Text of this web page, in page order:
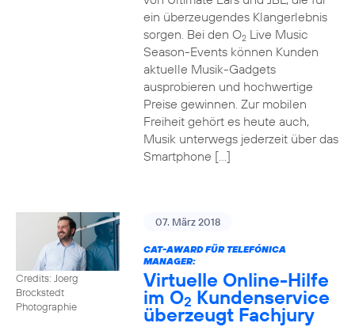
ein überzeugendes Klangerlebnis
sorgen. Bei den O2Live Music
Season-Events können Kunden
aktuelle Musik-Gadgets
ausprobieren und hochwertige
Preise gewinnen. Zur mobilen
Freiheit gehört es heute auch,
Musik unterwegs jederzeit über das
Smartphone […]
Credits: Joerg
Brockstedt
Photographie
07. März 2018
CAT-AWARD FÜR TELEFÓNICA
MANAGER:
Virtuelle Online-Hilfe
im O2 Kundenservice
überzeugt Fachjury